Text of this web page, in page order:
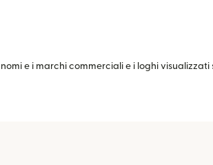
I nomi e i marchi commerciali e i loghi